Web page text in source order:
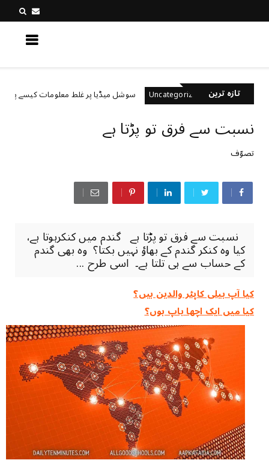
تازہ ترینUncategorized سوشل میڈیا پر غلط معلومات کیسے پہچانیں؟
نسبت سے فرق تو پڑتا ہے
تصوّف
نسبت سے فرق تو پڑتا ہے گندم میں کنکرہوتا ہے،
کیا وہ کنکر گندم کے بھاؤ نہیں بکتا؟ وہ بھی گندم
کے حساب سے ہی تلتا ہے۔ اسی طرح ...
کیا آپ ہیلی کاپٹر والدین ہیں؟
کیا میں ایک اچھا باپ ہوں؟